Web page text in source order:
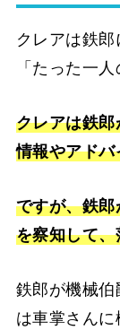
クレアは鉄
「たった一
クレアは鉄
情報やアド
ですが、鉄
を察知して
鉄郎が機械伯
は車掌さん